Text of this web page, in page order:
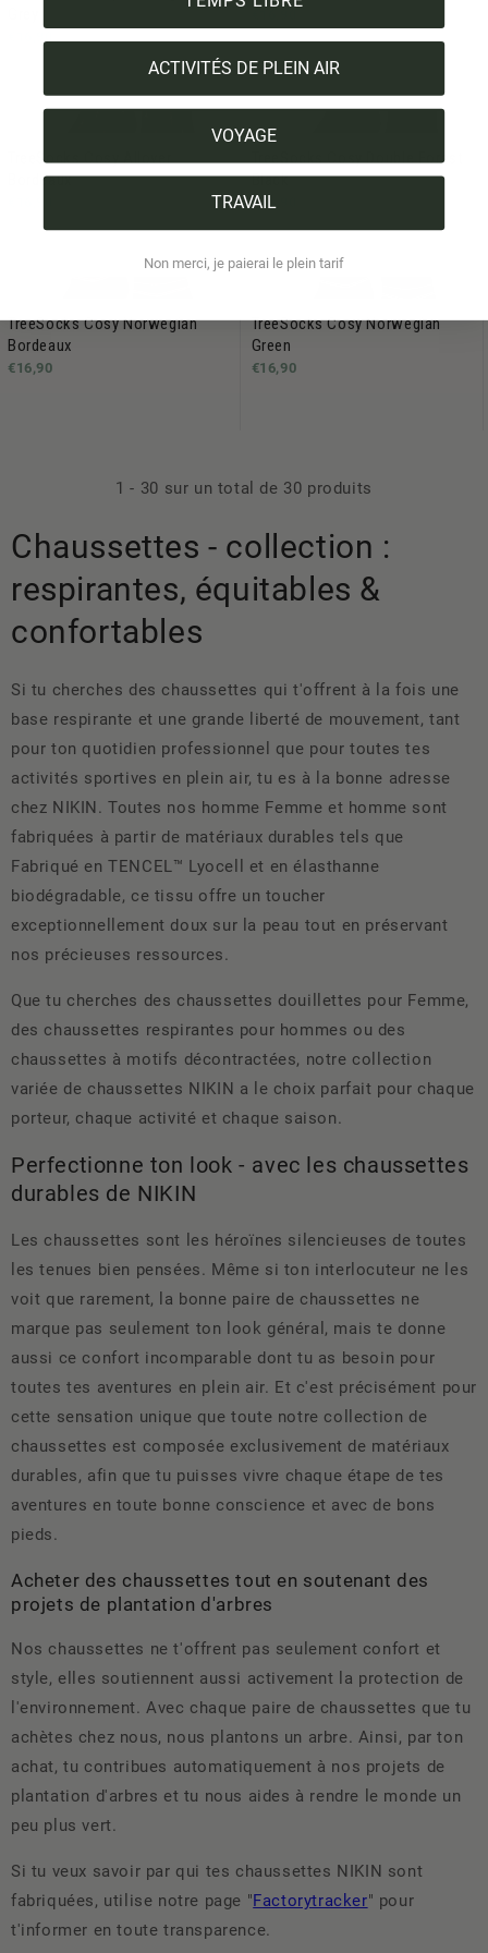
TreeSocks Cosy Allover
Bordeaux
TreeSocks Cosy Double Forest
Black
€16,90
TreeSocks Cosy Norwegian
Bordeaux
€16,90
TreeSocks Cosy Norwegian
Green
€16,90
1 - 30 sur un total de 30 produits
Chaussettes - collection :
respirantes, équitables &
confortables
Si tu cherches des chaussettes qui t'offrent à la fois une
base respirante et une grande liberté de mouvement, tant
pour ton quotidien professionnel que pour toutes tes
activités sportives en plein air, tu es à la bonne adresse
chez NIKIN. Toutes nos homme Femme et homme sont
fabriquées à partir de matériaux durables tels que
Fabriqué en TENCEL™ Lyocell et en élasthanne
biodégradable, ce tissu offre un toucher
exceptionnellement doux sur la peau tout en préservant
nos précieuses ressources.
Que tu cherches des chaussettes douillettes pour Femme,
des chaussettes respirantes pour hommes ou des
chaussettes à motifs décontractées, notre collection
variée de chaussettes NIKIN a le choix parfait pour chaque
porteur, chaque activité et chaque saison.
Perfectionne ton look - avec les chaussettes
durables de NIKIN
Les chaussettes sont les héroïnes silencieuses de toutes
les tenues bien pensées. Même si ton interlocuteur ne les
voit que rarement, la bonne paire de chaussettes ne
marque pas seulement ton look général, mais te donne
aussi ce confort incomparable dont tu as besoin pour
toutes tes aventures en plein air. Et c'est précisément pour
cette sensation unique que toute notre collection de
chaussettes est composée exclusivement de matériaux
durables, afin que tu puisses vivre chaque étape de tes
aventures en toute bonne conscience et avec de bons
pieds.
Acheter des chaussettes tout en soutenant des
projets de plantation d'arbres
Nos chaussettes ne t'offrent pas seulement confort et
style, elles soutiennent aussi activement la protection de
l'environnement. Avec chaque paire de chaussettes que tu
achètes chez nous, nous plantons un arbre. Ainsi, par ton
achat, tu contribues automatiquement à nos projets de
plantation d'arbres et tu nous aides à rendre le monde un
peu plus vert.
Si tu veux savoir par qui tes chaussettes NIKIN sont
fabriquées, utilise notre page "Factorytracker" pour
t'informer en toute transparence.
ACTIVITÉS DE PLEIN AIR
VOYAGE
TRAVAIL
Non merci, je paierai le plein tarif